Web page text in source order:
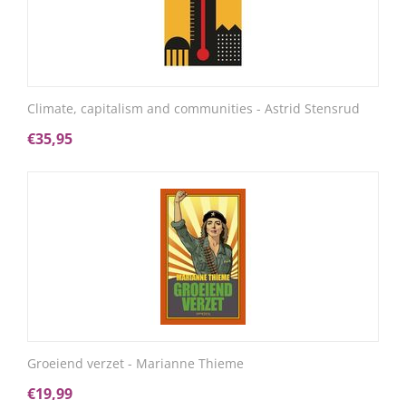
Climate, capitalism and communities - Astrid Stensrud
€35,95
Groeiend verzet - Marianne Thieme
€19,99